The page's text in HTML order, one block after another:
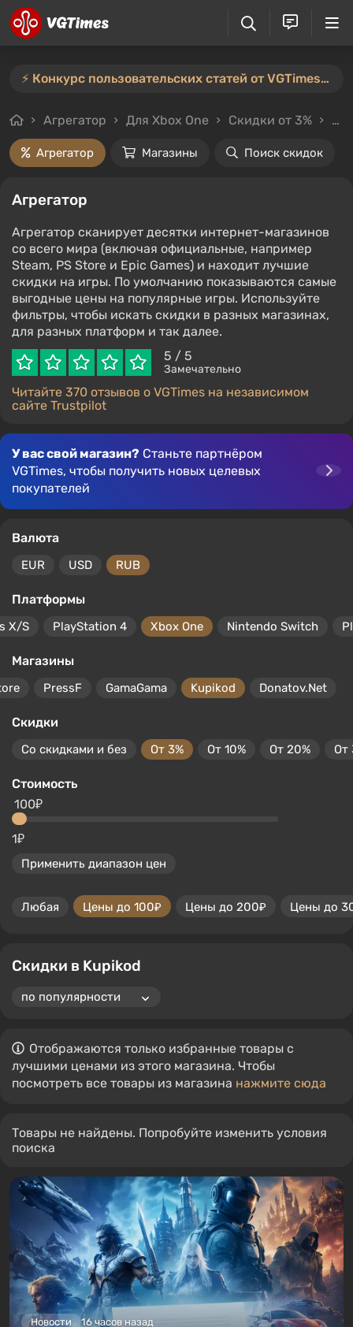
⚡️ Конкурс пользовательских статей от VGTimes продлён — участвуйте тут ⚡️
Агрегатор Для Xbox One Скидки от 3%
Агрегатор Магазины Поиск скидок
Агрегатор
Агрегатор сканирует десятки интернет-магазинов
со всего мира (включая официальные, например
Steam, PS Store и Epic Games) и находит лучшие
скидки на игры. По умолчанию показываются самые
выгодные цены на популярные игры. Используйте
фильтры, чтобы искать скидки в разных магазинах,
для разных платформ и так далее.
5 / 5
Замечательно
Читайте 370 отзывов о VGTimes на независимом
сайте Trustpilot
У вас свой магазин? Станьте партнёром
VGTimes, чтобы получить новых целевых
покупателей
Валюта
EUR USD RUB
Платформы
X/S PlayStation 4 Xbox One Nintendo Switch
Магазины
PressF GamaGama Kupikod Donatov.Net
Скидки
Со скидками и без От 3% От 10% От 20% От
Стоимость
1₽
100₽
Применить диапазон цен
Любая Цены до 100₽ Цены до 200₽ Цены до
Скидки в Kupikod
Отображаются только избранные товары с
лучшими ценами из этого магазина. Чтобы
посмотреть все товары из магазина нажмите сюда
Товары не найдены. Попробуйте изменить условия
поиска
Новости 16 часов назад